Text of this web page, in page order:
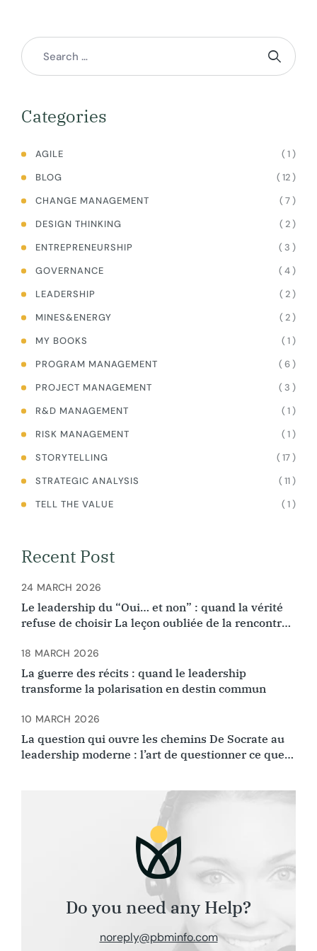
Categories
AGILE
( 1 )
BLOG
( 12 )
CHANGE MANAGEMENT
( 7 )
DESIGN THINKING
( 2 )
ENTREPRENEURSHIP
( 3 )
GOVERNANCE
( 4 )
LEADERSHIP
( 2 )
MINES&ENERGY
( 2 )
MY BOOKS
( 1 )
PROGRAM MANAGEMENT
( 6 )
PROJECT MANAGEMENT
( 3 )
R&D MANAGEMENT
( 1 )
RISK MANAGEMENT
( 1 )
STORYTELLING
( 17 )
STRATEGIC ANALYSIS
( 11 )
TELL THE VALUE
( 1 )
Recent Post
Le leadership du “Oui… et non” : quand la vérité
refuse de choisir La leçon oubliée de la rencontre
24 MARCH 2026
La guerre des récits : quand le leadership
transforme la polarisation en destin commun
18 MARCH 2026
La question qui ouvre les chemins De Socrate au
leadership moderne : l’art de questionner ce que
10 MARCH 2026
Do you need any Help?
noreply@pbminfo.com